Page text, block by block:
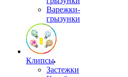
Варежки-
грызунки
Клипсы
Застежки